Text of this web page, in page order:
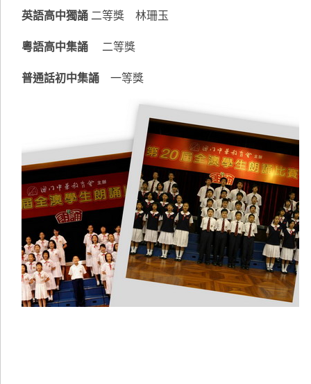
英語高中獨誦 二等獎 林珊玉
粵語高中集誦 二等獎
普通話初中集誦 一等獎